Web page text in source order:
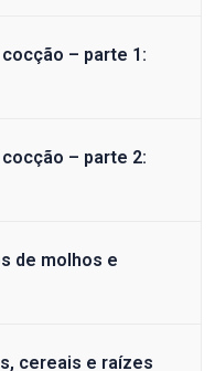
– parte 1:
– parte 2:
de molhos e
cereais e raízes